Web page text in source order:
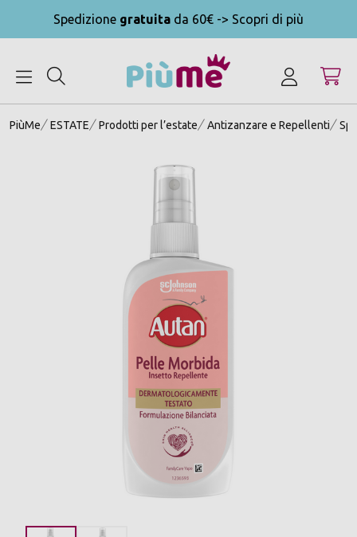
Spedizione gratuita da 60€ -> Scopri di più
PiùMe ESTATE Prodotti per l’estate Antizanzare e Repellenti